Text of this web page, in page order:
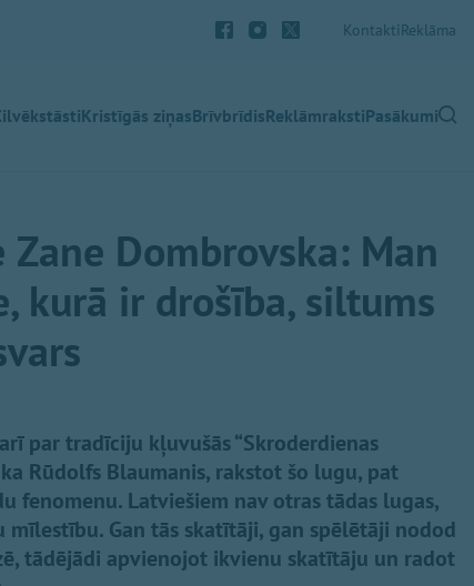
KontaktiReklāma
Kristīgās ziņasBrīvbrīdisReklāmrakstiPasākumi
Dombrovska: Man
kurā ir drošība, siltums
par tradīciju kļuvušās “Skroderdienas
Rūdolfs Blaumanis, rakstot šo lugu, pat
fenomenu. Latviešiem nav otras tādas lugas,
Gan tās skatītāji, gan spēlētāji nodod
tādējādi apvienojot ikvienu skatītāju un radot